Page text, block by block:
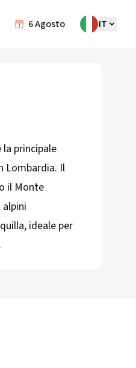
6Agosto IT
la principale
Lombardia. Il
il Monte
ideale per